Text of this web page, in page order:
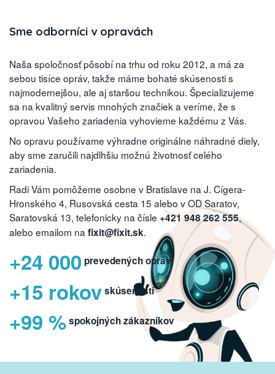
Sme odborníci v opravách
Naša spoločnosť pôsobí na trhu od roku 2012, a má za
sebou tisíce opráv, takže máme bohaté skúsenosti s
najmodernejšou, ale aj staršou technikou. Špecializujeme
sa na kvalitný servis mnohých značiek a veríme, že s
opravou Vašeho zariadenia vyhovieme každému z Vás.
No opravu používame výhradne originálne náhradné diely,
aby sme zaručili najdlhšiu možnú životnosť celého
zariadenia.
Radi Vám pomôžeme osobne v Bratislave na J. Cígera-
Hronského 4, Rusovská cesta 15 alebo v OD Saratov,
Saratovská 13, telefonicky na čísle +421 948 262 555,
alebo emailom na fixit@fixit.sk.
+24 000 prevedených opráv
+15 rokovskúseností
+99 %spokojných zákazníkov